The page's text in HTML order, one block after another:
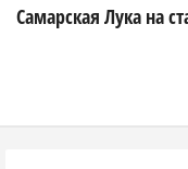
Самарская Лука на